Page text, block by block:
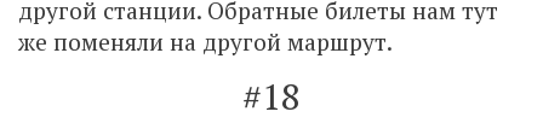
другой станции. Обратные билеты нам тут
же поменяли на другой маршрут.
#18